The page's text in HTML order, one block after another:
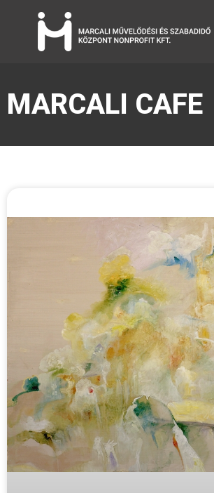
MARCALI CAFE